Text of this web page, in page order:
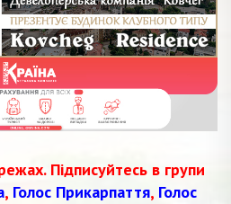
Підписуйтесь в групи
, Голос Прикарпаття, Голос